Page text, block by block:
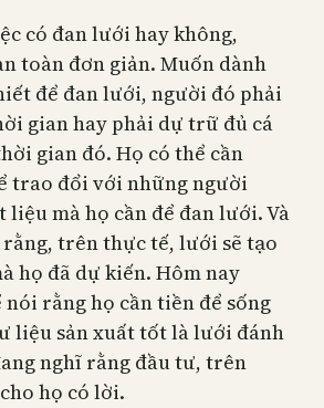
có đan lưới hay không,
toàn đơn giản. Muốn dành
để đan lưới, người đó phải
gian hay phải dự trữ đủ cá
gian đó. Họ có thể cần
trao đổi với những người
liệu mà họ cần để đan lưới. Và
trên thực tế, lưới sẽ tạo
họ đã dự kiến. Hôm nay
nói rằng họ cần tiền để sống
liệu sản xuất tốt là lưới đánh
nghĩ rằng đầu tư, trên
họ có lời.